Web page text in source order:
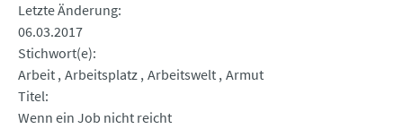
Letzte Änderung
06.03.2017
Stichwort(e)
Arbeit Arbeitsplatz Arbeitswelt Armut
Titel
Wenn ein Job nicht reicht